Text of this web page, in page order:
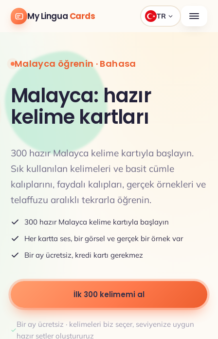
My Lingua Cards TR
Malayca öğrenin · Bahasa
Malayca: hazır
kelime kartları
300 hazır Malayca kelime kartıyla başlayın.
Sık kullanılan kelimeleri ve basit cümle
kalıplarını, faydalı kalıpları, gerçek örnekleri ve
telaffuzu aralıklı tekrarla öğrenin.
300 hazır Malayca kelime kartıyla başlayın
Her kartta ses, bir görsel ve gerçek bir örnek var
Bir ay ücretsiz, kredi kartı gerekmez
İlk 300 kelimemi al
Bir ay ücretsiz · kelimeleri biz seçer, seviyenize uygun
hazır setler oluştururuz